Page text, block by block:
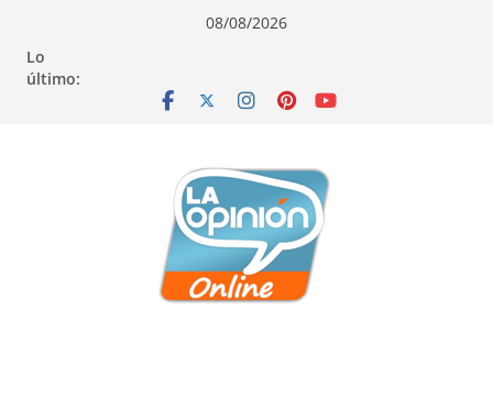
contenido
navegación
contenido
08/08/2026
Lo
último: